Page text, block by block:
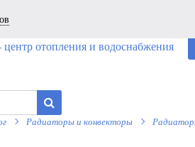
Радиаторы и конвекторы